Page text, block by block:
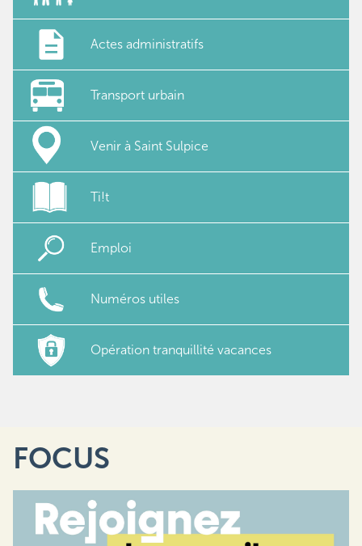
Actes administratifs
Transport urbain
Venir à Saint Sulpice
Ti!t
Emploi
Numéros utiles
Opération tranquillité vacances
FOCUS